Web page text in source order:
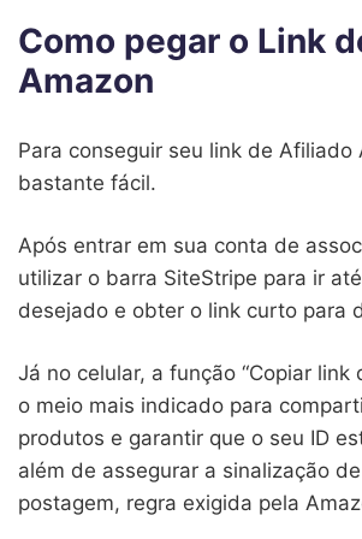
Como pegar o Link
Amazon
Para conseguir seu link de Afiliado
bastante fácil.
Após entrar em sua conta de
utilizar o barra SiteStripe para ir
desejado e obter o link curto para
Já no celular, a função “Copiar link
o meio mais indicado para
produtos e garantir que o seu ID
além de assegurar a sinalização
postagem, regra exigida pela